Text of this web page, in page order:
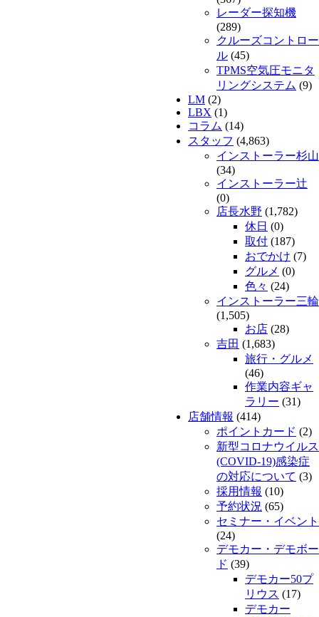
レーダー探知機
(289)
クルーズコントロー
ル (45)
TPMS空気圧モニタ
リングシステム (9)
LM (2)
LBX (1)
コラム (14)
スタッフ (4,863)
インストーラー杉山
(34)
インストーラー辻
(0)
店長水野 (1,782)
休日 (0)
取付 (187)
おでかけ (7)
グルメ (0)
色々 (24)
インストーラー三輪
(1,505)
お店 (28)
吉田 (1,683)
旅行・グルメ
(46)
作業内容ギャ
ラリー (31)
店舗情報 (414)
ポイントカード (2)
新型コロナウイルス
(COVID-19)感染症
の対応について (3)
採用情報 (10)
予約状況 (65)
セミナー・イベント
(24)
デモカー・デモボー
ド (39)
デモカー50プ
リウス (17)
デモカー